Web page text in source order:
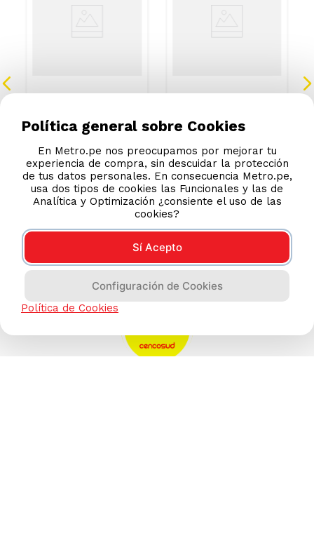
S/ 1 .90
S/2.99
S/ 7. 90
S/22.99
Política general sobre Cookies
En Metro.pe nos preocupamos por mejorar tu
experiencia de compra, sin descuidar la protección
de tus datos personales. En consecuencia Metro.pe,
usa dos tipos de cookies las Funcionales y las de
Analítica y Optimización ¿consiente el uso de las
cookies?
Sí Acepto
Configuración de Cookies
Política de Cookies